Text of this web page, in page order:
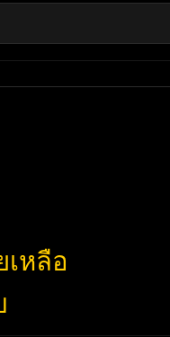
หลือ